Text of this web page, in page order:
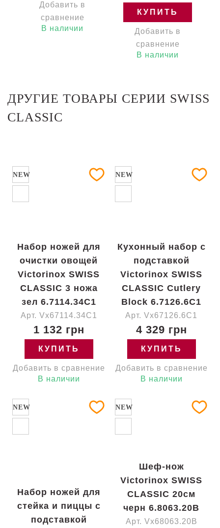
Добавить в
сравнение
В наличии
КУПИТЬ
Добавить в
сравнение
В наличии
ДРУГИЕ ТОВАРЫ СЕРИИ SWISS
CLASSIC
NEW
Набор ножей для
очистки овощей
Victorinox SWISS
CLASSIC 3 ножа
зел 6.7114.34C1
Арт. Vx67114.34C1
1 132 грн
КУПИТЬ
Добавить в сравнение
В наличии
NEW
Кухонный набор с
подставкой
Victorinox SWISS
CLASSIC Cutlery
Block 6.7126.6C1
Арт. Vx67126.6C1
4 329 грн
КУПИТЬ
Добавить в сравнение
В наличии
NEW
Набор ножей для
стейка и пиццы с
подставкой
NEW
Шеф-нож
Victorinox SWISS
CLASSIC 20см
черн 6.8063.20B
Арт. Vx68063.20B